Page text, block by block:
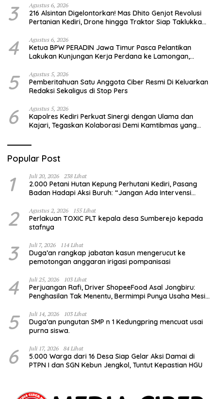
3 Agustus 6, 2026
216 Alsintan Digelontorkan! Mas Dhito Genjot Revolusi
Pertanian Kediri, Drone hingga Traktor Siap Taklukkan
4 Agustus 6, 2026
Ketua BPW PERADIN Jawa Timur Pasca Pelantikan
Lakukan Kunjungan Kerja Perdana ke Lamongan,
5 Agustus 5, 2026
Pemberitahuan Satu Anggota Ciber Resmi Di Keluarkan
Redaksi Sekaligus di Stop Pers
6 Agustus 5, 2026
Kapolres Kediri Perkuat Sinergi dengan Ulama dan
Kajari, Tegaskan Kolaborasi Demi Kamtibmas yang
Popular Post
1 Juli 20, 2026 238 Lihat
2.000 Petani Hutan Kepung Perhutani Kediri, Pasang
Badan Hadapi Aksi Buruh: “Jangan Ada Intervensi
2 Agustus 2, 2026 155 Lihat
Perlakuan TOXIC PLT kepala desa Sumberejo kepada
stafnya
3 Juli 7, 2026 114 Lihat
Duga’an rangkap jabatan kasun mengerucut ke
pemotongan anggaran irigasi pompanisasi
4 Juli 25, 2026 103 Lihat
Perjuangan Rafi, Driver ShopeeFood Asal Jongbiru:
Penghasilan Tak Menentu, Bermimpi Punya Usaha Mesin
5 Juli 14, 2026 103 Lihat
Duga’an pungutan SMP n 1 Kedungpring mencuat usai
purna siswa.
6 Juli 17, 2026 84 Lihat
5.000 Warga dari 16 Desa Siap Gelar Aksi Damai di
PTPN I dan SGN Kebun Jengkol, Tuntut Kepastian HGU